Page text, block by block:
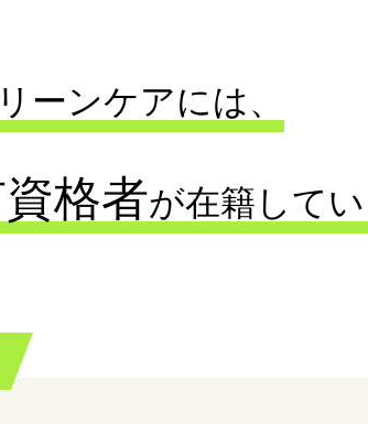
ーンケアには、
格者が在籍して